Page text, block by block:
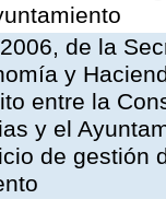
de la
y
entre la
y el
de gestión